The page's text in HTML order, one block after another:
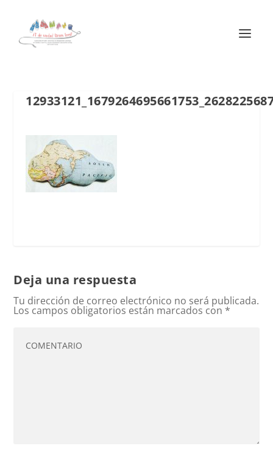
Deja una respuesta
Tu dirección de correo electrónico no será publicada.
Los campos obligatorios están marcados con *